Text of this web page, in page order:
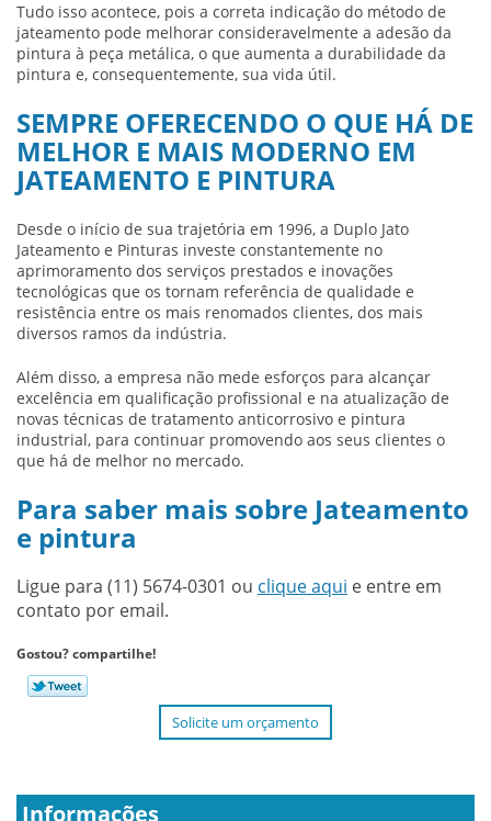
Tudo isso acontece, pois a correta indicação do método de
jateamento pode melhorar consideravelmente a adesão da
pintura à peça metálica, o que aumenta a durabilidade da
pintura e, consequentemente, sua vida útil.
SEMPRE OFERECENDO O QUE HÁ DE
MELHOR E MAIS MODERNO EM
JATEAMENTO E PINTURA
Desde o início de sua trajetória em 1996, a Duplo Jato
Jateamento e Pinturas investe constantemente no
aprimoramento dos serviços prestados e inovações
tecnológicas que os tornam referência de qualidade e
resistência entre os mais renomados clientes, dos mais
diversos ramos da indústria.
Além disso, a empresa não mede esforços para alcançar
excelência em qualificação profissional e na atualização de
novas técnicas de tratamento anticorrosivo e pintura
industrial, para continuar promovendo aos seus clientes o
que há de melhor no mercado.
Para saber mais sobre Jateamento
e pintura
Ligue para (11) 5674-0301 ou clique aqui e entre em
contato por email.
Gostou? compartilhe!
Solicite um orçamento
Informações